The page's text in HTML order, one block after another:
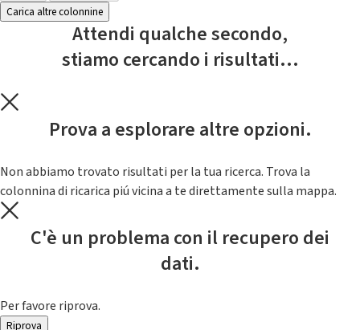
Carica altre colonnine
Attendi qualche secondo,
stiamo cercando i risultati...
Prova a esplorare altre opzioni.
Non abbiamo trovato risultati per la tua ricerca. Trova la
colonnina di ricarica piú vicina a te direttamente sulla mappa.
C'è un problema con il recupero dei
dati.
Per favore riprova.
Riprova